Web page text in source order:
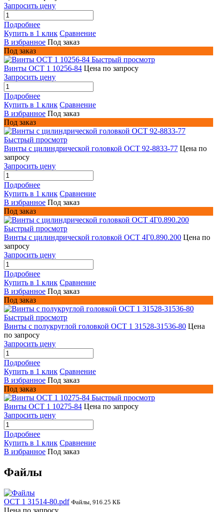
Запросить цену
Подробнее
Купить в 1 клик Сравнение
В избранное Под заказ
Под заказ
Быстрый просмотр
Винты ОСТ 1 10256-84 Цена по запросу
Запросить цену
Подробнее
Купить в 1 клик Сравнение
В избранное Под заказ
Под заказ
Быстрый просмотр
Винты с цилиндрической головкой ОСТ 92-8833-77 Цена по
запросу
Запросить цену
Подробнее
Купить в 1 клик Сравнение
В избранное Под заказ
Под заказ
Быстрый просмотр
Винты с цилиндрической головкой ОСТ 4Г0.890.200 Цена по
запросу
Запросить цену
Подробнее
Купить в 1 клик Сравнение
В избранное Под заказ
Под заказ
Быстрый просмотр
Винты с полукруглой головкой ОСТ 1 31528-31536-80 Цена
по запросу
Запросить цену
Подробнее
Купить в 1 клик Сравнение
В избранное Под заказ
Под заказ
Быстрый просмотр
Винты ОСТ 1 10275-84 Цена по запросу
Запросить цену
Подробнее
Купить в 1 клик Сравнение
В избранное Под заказ
Файлы
ОСТ 1 31514-80.pdf Файлы, 916.25 КБ
Цена по запросу